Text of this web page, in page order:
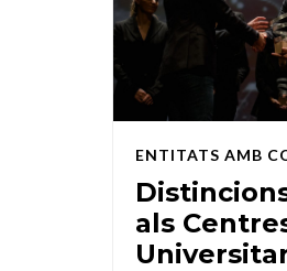
ENTITATS AMB
als